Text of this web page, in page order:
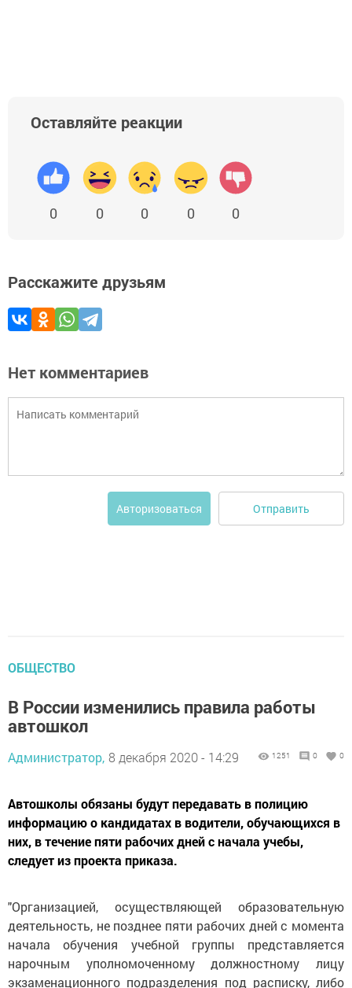
Оставляйте реакции
0 0 0 0 0
Расскажите друзьям
Нет комментариев
Авторизоваться Отправить
ОБЩЕСТВО
В России изменились правила работы
автошкол
Администратор, 8 декабря 2020 - 14:29 1251 0 0
Автошколы обязаны будут передавать в полицию
информацию о кандидатах в водители, обучающихся в
них, в течение пяти рабочих дней с начала учебы,
следует из проекта приказа.
"Организацией, осуществляющей образовательную
деятельность, не позднее пяти рабочих дней с момента
начала обучения учебной группы представляется
нарочным уполномоченному должностному лицу
экзаменационного подразделения под расписку, либо